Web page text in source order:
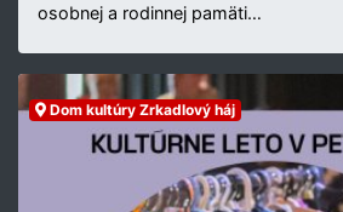
osobnej a rodinnej pamäti…
Dom kultúry Zrkadlový háj